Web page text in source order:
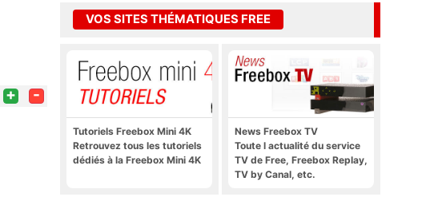
+ -
VOS SITES THÉMATIQUES FREE
Tutoriels Freebox Mini 4K
Retrouvez tous les tutoriels
dédiés à la Freebox Mini 4K
News Freebox TV
Toute l actualité du service
TV de Free, Freebox Replay,
TV by Canal, etc.